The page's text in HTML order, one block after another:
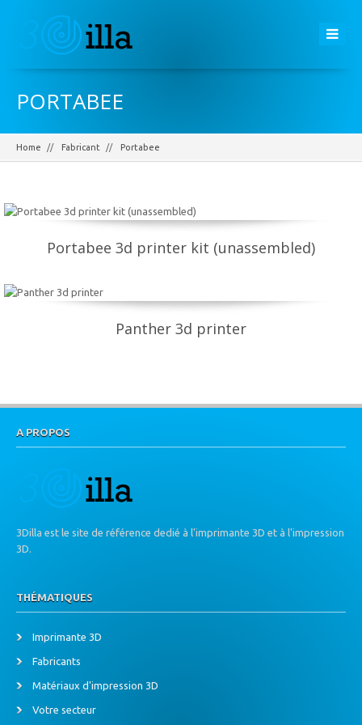
PORTABEE
Home Fabricant Portabee
Portabee 3d printer kit (unassembled)
Panther 3d printer
A PROPOS
3Dilla est le site de référence dedié à l'imprimante 3D et à l'impression
3D.
THÉMATIQUES
Imprimante 3D
Fabricants
Matériaux d'impression 3D
Votre secteur